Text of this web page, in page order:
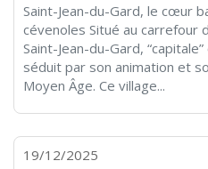
Saint-Jean-du-Gard, le cœur
cévenoles Situé au carrefour
Saint-Jean-du-Gard,
séduit par son animation et
Moyen Âge. Ce village...
19/12/2025